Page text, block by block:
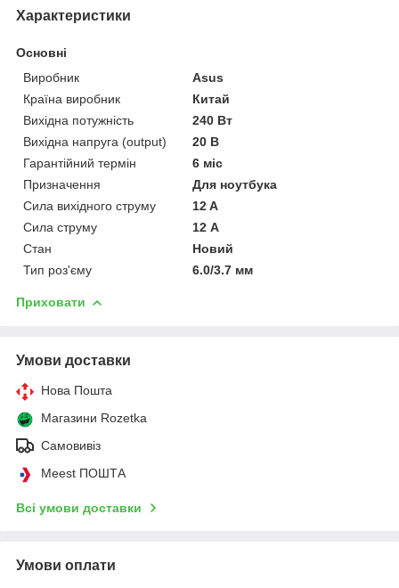
Характеристики
Основні
Виробник
Asus
Країна виробник
Китай
Вихідна потужність
240 Вт
Вихідна напруга (output)
20 В
Гарантійний термін
6 міс
Призначення
Для ноутбука
Сила вихідного струму
12 A
Сила струму
12 А
Стан
Новий
Тип роз'єму
6.0/3.7 мм
Приховати
Умови доставки
Нова Пошта
Магазини Rozetka
Самовивіз
Meest ПОШТА
Всі умови доставки
Умови оплати